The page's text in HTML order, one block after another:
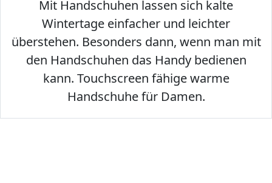
Mit Handschuhen lassen sich kalte
Wintertage einfacher und leichter
überstehen. Besonders dann, wenn man mit
den Handschuhen das Handy bedienen
kann. Touchscreen fähige warme
Handschuhe für Damen.